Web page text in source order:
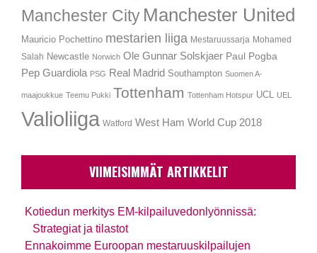
Manchester City Manchester United
Mauricio Pochettino mestarien liiga Mestaruussarja Mohamed
Salah Newcastle Norwich Ole Gunnar Solskjaer Paul Pogba
Pep Guardiola PSG Real Madrid Southampton Suomen A-
maajoukkue Teemu Pukki Tottenham Tottenham Hotspur UCL UEL
Valioliiga Watford West Ham World Cup 2018
VIIMEISIMMÄT ARTIKKELIT
Kotiedun merkitys EM-kilpailuvedonlyönnissä:
Strategiat ja tilastot
Ennakoimme Euroopan mestaruuskilpailujen